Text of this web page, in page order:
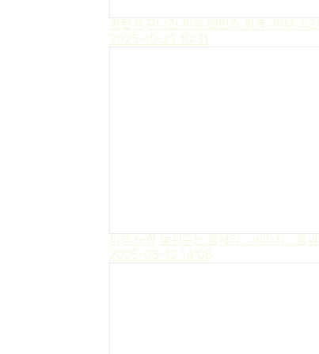
환절기 무너진 피부 밸런스 회복, 피부 고
2025-10-22 10:31
피부 노화 늦춰주는 울쎄라ㆍ써마지ㆍ울
2025-05-12 14:08